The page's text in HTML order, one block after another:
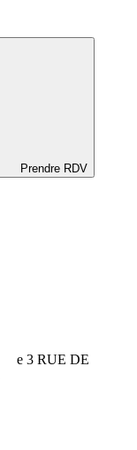
Prendre RDV
e 3 RUE DE